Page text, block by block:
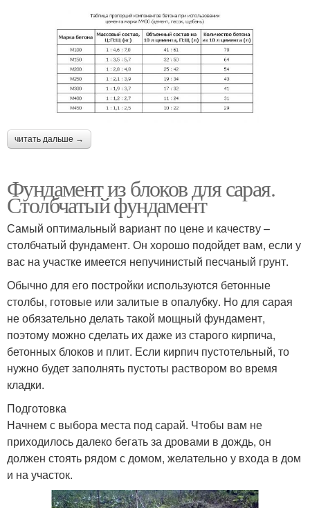
читать дальше →
Фундамент из блоков для сарая.
Столбчатый фундамент
Самый оптимальный вариант по цене и качеству –
столбчатый фундамент. Он хорошо подойдет вам, если у
вас на участке имеется непучинистый песчаный грунт.
Обычно для его постройки используются бетонные
столбы, готовые или залитые в опалубку. Но для сарая
не обязательно делать такой мощный фундамент,
поэтому можно сделать их даже из старого кирпича,
бетонных блоков и плит. Если кирпич пустотельный, то
нужно будет заполнять пустоты раствором во время
кладки.
Подготовка
Начнем с выбора места под сарай. Чтобы вам не
приходилось далеко бегать за дровами в дождь, он
должен стоять рядом с домом, желательно у входа в дом
и на участок.